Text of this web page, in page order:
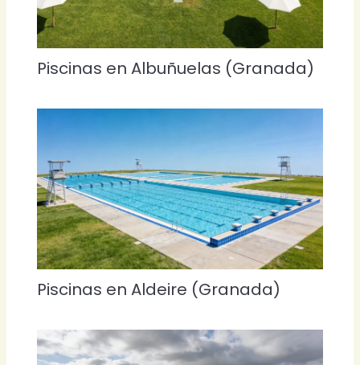
Piscinas en Albuñuelas (Granada)
Piscinas en Aldeire (Granada)